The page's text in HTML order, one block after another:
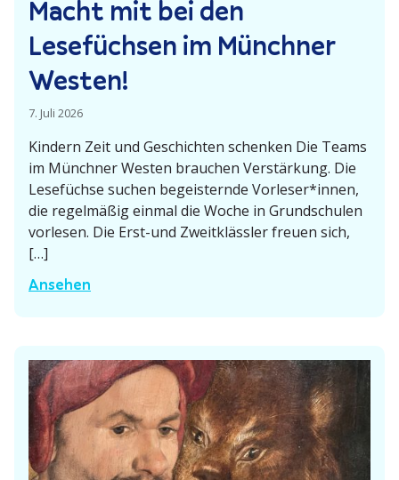
e
n
c
e
n
n
t
e
r
m
B
l
ä
r
d
a
c
h
Macht mit bei den
Lesefüchsen im Münchner
Westen!
7. Juli 2026
Kindern Zeit und Geschichten schenken Die Teams
im Münchner Westen brauchen Verstärkung. Die
Lesefüchse suchen begeis­ternde Vorleser*innen,
die regel­mäßig einmal die Woche in Grund­schulen
vorlesen. Die Erst-und Zweit­klässler freuen sich,
[…]
M
t
m
t
b
Ansehen